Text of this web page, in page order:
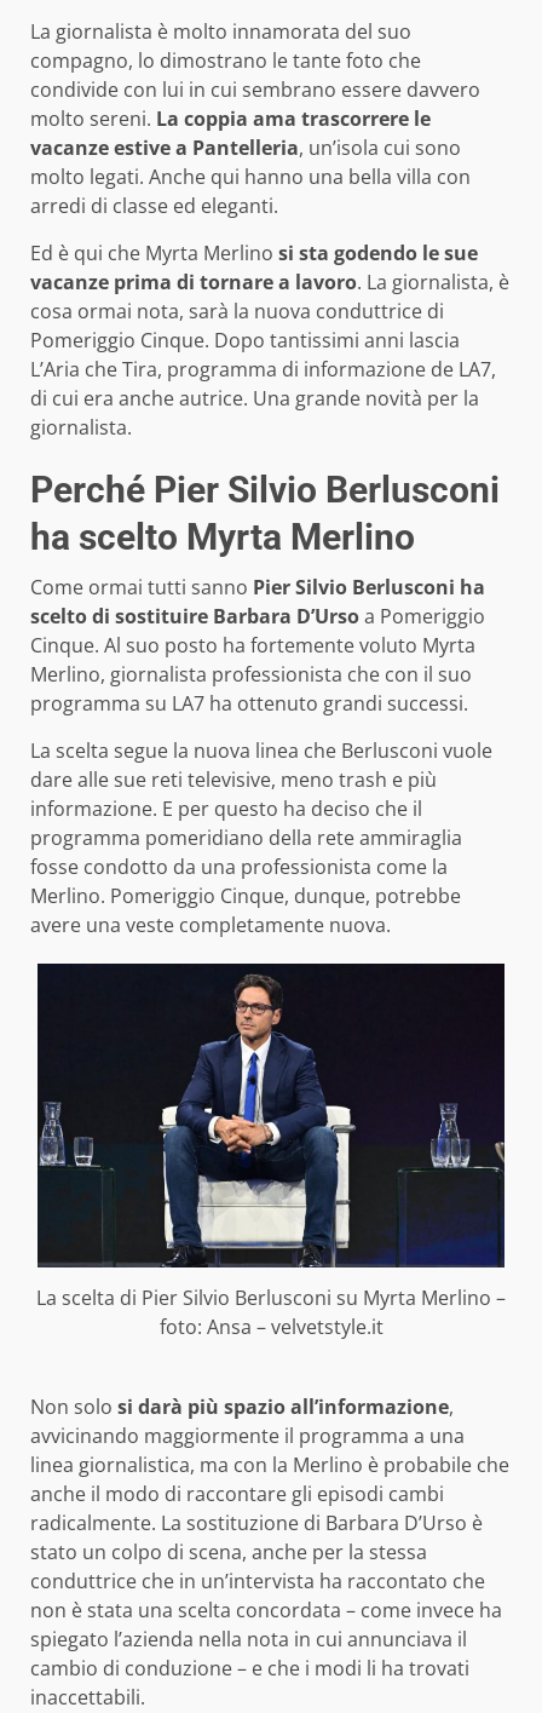
La giornalista è molto innamorata del suo
compagno, lo dimostrano le tante foto che
condivide con lui in cui sembrano essere davvero
molto sereni. La coppia ama trascorrere le
vacanze estive a Pantelleria, un’isola cui sono
molto legati. Anche qui hanno una bella villa con
arredi di classe ed eleganti.
Ed è qui che Myrta Merlino si sta godendo le sue
vacanze prima di tornare a lavoro. La giornalista, è
cosa ormai nota, sarà la nuova conduttrice di
Pomeriggio Cinque. Dopo tantissimi anni lascia
L’Aria che Tira, programma di informazione de LA7,
di cui era anche autrice. Una grande novità per la
giornalista.
Perché Pier Silvio Berlusconi
ha scelto Myrta Merlino
Come ormai tutti sanno Pier Silvio Berlusconi ha
scelto di sostituire Barbara D’Ursoa Pomeriggio
Cinque. Al suo posto ha fortemente voluto Myrta
Merlino, giornalista professionista che con il suo
programma su LA7 ha ottenuto grandi successi.
La scelta segue la nuova linea che Berlusconi vuole
dare alle sue reti televisive, meno trash e più
informazione. E per questo ha deciso che il
programma pomeridiano della rete ammiraglia
fosse condotto da una professionista come la
Merlino. Pomeriggio Cinque, dunque, potrebbe
avere una veste completamente nuova.
La scelta di Pier Silvio Berlusconi su Myrta Merlino –
foto: Ansa – velvetstyle.it
Non solo si darà più spazio all’informazione,
avvicinando maggiormente il programma a una
linea giornalistica, ma con la Merlino è probabile che
anche il modo di raccontare gli episodi cambi
radicalmente. La sostituzione di Barbara D’Urso è
stato un colpo di scena, anche per la stessa
conduttrice che in un’intervista ha raccontato che
non è stata una scelta concordata – come invece ha
spiegato l’azienda nella nota in cui annunciava il
cambio di conduzione – e che i modi li ha trovati
inaccettabili.